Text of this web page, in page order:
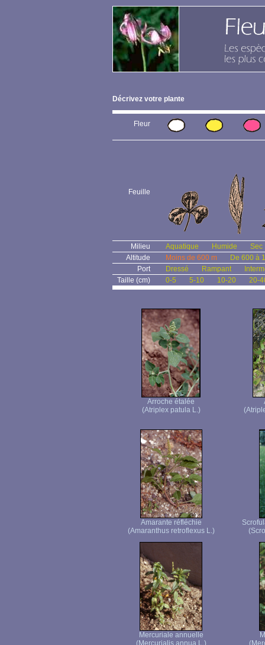
Décrivez votre plante
Fleur
Feuille
Milieu Aquatique Humide
Sec
Altitude
Moins de 600 m
De 600 à
Port
Dressé Rampant
Taille (cm)
0-5 5-10 10-20 20-
Arroche étalée
(Atriplex patula L.)
Amarante réfléchie
(Amaranthus retroflexus L.)
Mercuriale annuelle
(Mercurialis annua L.)